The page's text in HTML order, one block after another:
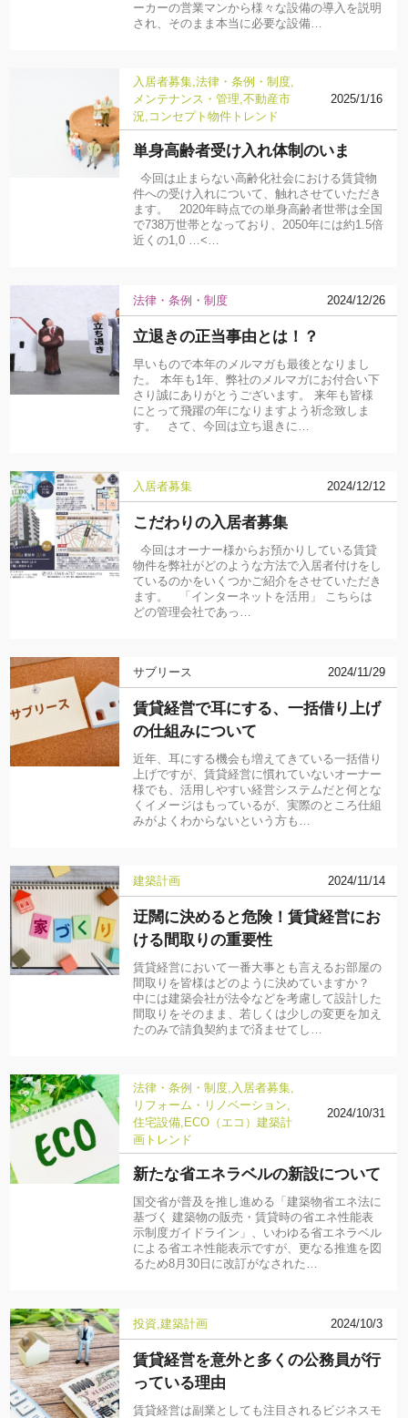
ーカーの営業マンから様々な設備の導入を説明
され、そのまま本当に必要な設備…
入居者募集 法律・条例・制度
メンテナンス・管理 不動産市
況 コンセプト物件 トレンド
2025/1/16
単身高齢者受け入れ体制のいま
今回は止まらない高齢化社会における賃貸物
件への受け入れについて、触れさせていただき
ます。 2020年時点での単身高齢者世帯は全国
で738万世帯となっており、2050年には約1.5倍
近くの1,0 …<…
法律・条例・制度 2024/12/26
立退きの正当事由とは！？
早いもので本年のメルマガも最後となりまし
た。 本年も1年、弊社のメルマガにお付合い下
さり誠にありがとうございます。 来年も皆様
にとって飛躍の年になりますよう祈念致しま
す。 さて、今回は立ち退きに…
入居者募集 2024/12/12
こだわりの入居者募集
今回はオーナー様からお預かりしている賃貸
物件を弊社がどのような方法で入居者付けをし
ているのかをいくつかご紹介をさせていただき
ます。 「インターネットを活用」 こちらは
どの管理会社であっ…
サブリース 2024/11/29
賃貸経営で耳にする、一括借り上げ
の仕組みについて
近年、耳にする機会も増えてきている一括借り
上げですが、賃貸経営に慣れていないオーナー
様でも、活用しやすい経営システムだと何とな
くイメージはもっているが、実際のところ仕組
みがよくわからないという方も…
建築計画 2024/11/14
迂闊に決めると危険！賃貸経営にお
ける間取りの重要性
賃貸経営において一番大事とも言えるお部屋の
間取りを皆様はどのように決めていますか？
中には建築会社が法令などを考慮して設計した
間取りをそのまま、若しくは少しの変更を加え
たのみで請負契約まで済ませてし…
法律・条例・制度 入居者募集
リフォーム・リノベーション
住宅設備 ECO（エコ）建築計
画 トレンド
2024/10/31
新たな省エネラベルの新設について
国交省が普及を推し進める「建築物省エネ法に
基づく 建築物の販売・賃貸時の省エネ性能表
示制度ガイドライン」、いわゆる省エネラベル
による省エネ性能表示ですが、更なる推進を図
るため8月30日に改訂がなされた…
投資 建築計画 2024/10/3
賃貸経営を意外と多くの公務員が行
っている理由
賃貸経営は副業としても注目されるビジネスモ